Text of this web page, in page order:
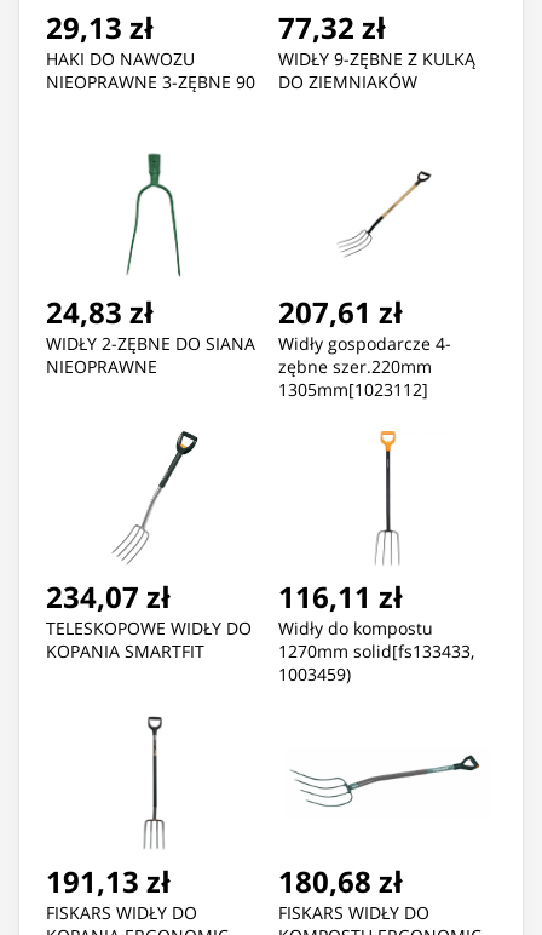
29,13 zł
HAKI DO NAWOZU
NIEOPRAWNE 3-ZĘBNE 90
77,32 zł
WIDŁY 9-ZĘBNE Z KULKĄ
DO ZIEMNIAKÓW
24,83 zł
WIDŁY 2-ZĘBNE DO SIANA
NIEOPRAWNE
207,61 zł
Widły gospodarcze 4-
zębne szer.220mm
1305mm[1023112]
234,07 zł
TELESKOPOWE WIDŁY DO
KOPANIA SMARTFIT
116,11 zł
Widły do kompostu
1270mm solid[fs133433,
1003459)
191,13 zł
FISKARS WIDŁY DO
180,68 zł
FISKARS WIDŁY DO